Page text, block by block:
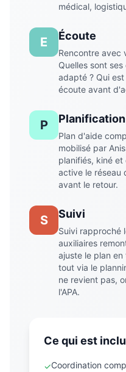
médical,
E Écoute
Rencontre avec
Quelles sont
adapté ? Qui
écoute avant
P Planification
Plan d'aide
mobilisé par
planifiés, kiné et
active le réseau
avant le retour.
S Suivi
Suivi rapproché
auxiliaires
ajuste le plan
tout via le
ne revient pas,
l'APA.
Ce qui est
✓Coordination